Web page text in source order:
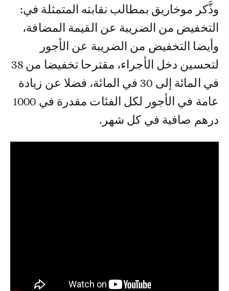
وذَّكر موخاريق بمطالب نقابته المتمثلة في:
التخفيض من الضريبة عن القيمة المضافة،
وأيضا التخفيض من الضريبة عن الأجور
لتحسين دخل الأجراء، مقترحا تخفيضا من 38
في المائة إلى 30 في المائة، فضلا عن زيادة
عامة في الأجور لكل الفئات مقدرة في 1000
درهم صافية في كل شهر.